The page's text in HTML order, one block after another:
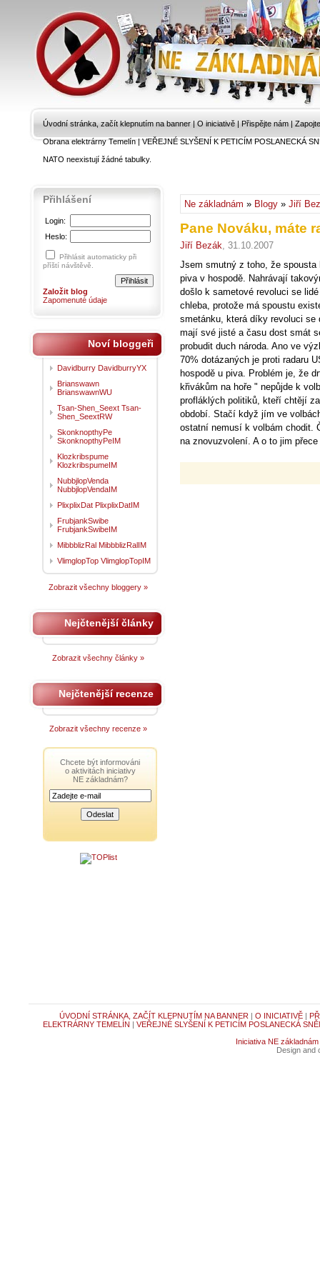
Úvodní stránka, začít klepnutím na banner | O iniciativě | Přispějte nám |
Obrana elektrárny Temelín|VEŘEJNÉ SLYŠENÍ K PETICÍM POSLANECKÁ
NATO neexistují žádné tabulky.
Ne základnám » Blogy » Jiří
Pane Nováku, máte
Jiří Bezák, 31.10.2007
Jsem smutný z toho, že
piva v hospodě. Nahrávají
došlo k sametové revoluci se
chleba, protože má spoustu
smetánku, která díky revoluci
mají své jisté a času dost smát
probudit duch národa. Ano ve
70% dotázaných je proti radaru
hospodě u piva. Problém je, že
křivákům na hoře " nepůjde k
profláklých politiků, kteří chtějí
období. Stačí když jím ve
ostatní nemusí k volbám chodit.
na znovuzvolení. A o to jim
Přihlášení
Login:
Heslo:
Přihlásit automaticky při
příští návštěvě.
Založit blog
Zapomenuté údaje
Noví bloggeři
Davidburry DavidburryYX
Brianswawn
BrianswawnWU
Tsan-Shen_Seext Tsan-
Shen_SeextRW
SkonknopthyPe
SkonknopthyPeIM
Klozkribspume
KlozkribspumeIM
NubbjlopVenda
NubbjlopVendaIM
PlixplixDat PlixplixDatIM
FrubjankSwibe
FrubjankSwibeIM
MibbblizRal MibbblizRalIM
VlimglopTop VlimglopTopIM
Zobrazit všechny bloggery »
Nejčtenější články
Zobrazit všechny články »
Nejčtenější recenze
Zobrazit všechny recenze »
Chcete být informováni
o aktivitách iniciativy
NE základnám?
ÚVODNÍ STRÁNKA, ZAČÍT KLEPNUTÍM NA BANNER | O INICIATIVĚ|
ELEKTRÁRNY TEMELÍN | VEŘEJNÉ SLYŠENÍ K PETICÍM POSLANECKÁ
Iniciativa NE základnám
Design and